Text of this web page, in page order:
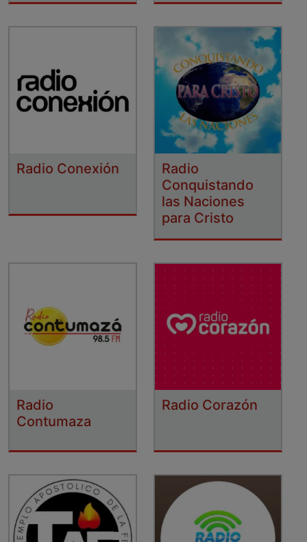
Radio Conexión
Radio
Conquistando
las Naciones
para Cristo
Radio
Contumaza
Radio Corazón